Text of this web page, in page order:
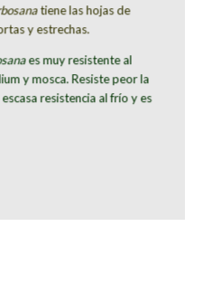
tiene las hojas de
y estrechas.
es muy resistente al
y mosca. Resiste peor la
resistencia al frío y es